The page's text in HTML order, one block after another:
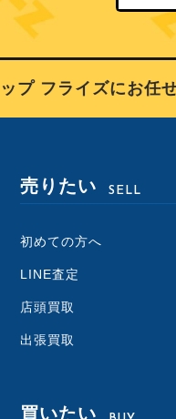
フライズにお任せ
売りたい SELL
初めての方へ
LINE査定
店頭買取
出張買取
買いたい